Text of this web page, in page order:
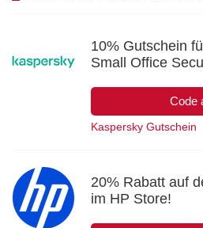
10% Gutschein
Small Office
Code
Kaspersky Gutschein
20% Rabatt auf
im HP Store!